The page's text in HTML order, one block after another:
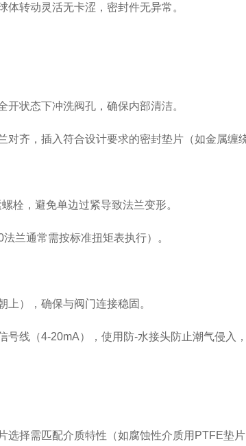
转动灵活无卡涩，密封件无异常。
状态下冲洗阀孔，确保内部清洁。
对齐，插入符合设计要求的密封垫片（如金属缠
栓，避免单边过紧导致法兰变形。
兰通常需按标准扭矩表执行）。
上），确保与阀门连接稳固。
号线（4-20mA），使用防-水接头防止潮气侵入
选择需匹配介质特性（如腐蚀性介质用 PTFE垫片